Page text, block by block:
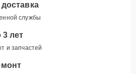
службы
3 лет
и запчастей